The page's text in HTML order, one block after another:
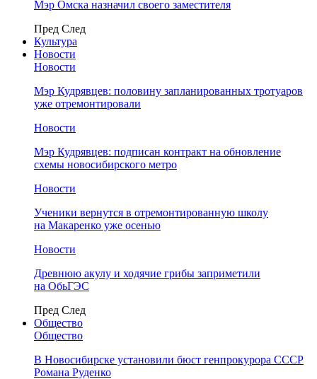
Мэр Омска назначил своего заместителя
Пред След
Культура
Новости
Новости
Мэр Кудрявцев: половину запланированных тротуаров
уже отремонтировали
Новости
Мэр Кудрявцев: подписан контракт на обновление
схемы новосибирского метро
Новости
Ученики вернутся в отремонтированную школу
на Макаренко уже осенью
Новости
Древнюю акулу и ходячие грибы заприметили
на ОбьГЭС
Пред След
Общество
Общество
В Новосибирске установили бюст генпрокурора СССР
Романа Руденко